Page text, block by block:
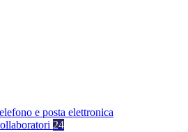
e posta elettronica
24